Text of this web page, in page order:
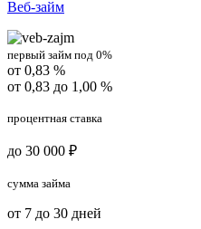
Веб-займ
первый займ под 0%
от 0,83 %
от 0,83 до 1,00 %
процентная ставка
до 30 000 ₽
сумма займа
от 7 до 30 дней